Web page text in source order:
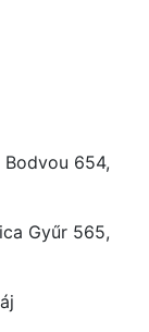
Bodvou 654,
Gyűr 565,